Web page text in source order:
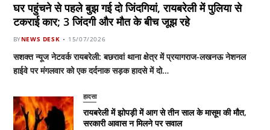
घर पहुंचने से पहले बुझ गई दो जिंदगियां, रायबरेली में पुलिया से
टकराई कार; 3 जिंदगी और मौत के बीच जूझ रहे
BYNEWS DESK 15/07/2026
सशक्त न्यूज नेटवर्क रायबरेली: बछरावां थाना क्षेत्र में प्रयागराज-लखनऊ नेशनल
हाईवे पर मंगलवार को एक दर्दनाक सड़क हादसे में दो…
हादसा
रायबरेली में झोपड़ी में आग से तीन साल के मासूम की मौत,
सरकारी आवास न मिलने पर सवाल